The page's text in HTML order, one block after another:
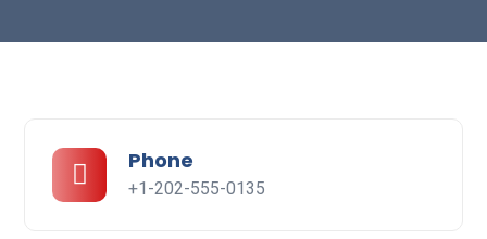
Phone
+1-202-555-0135